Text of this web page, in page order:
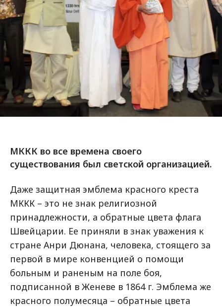
МККК во все времена своего
существования был светской организацией.
Даже защитная эмблема красного креста
МККК – это не знак религиозной
принадлежности, а обратные цвета флага
Швейцарии. Ее приняли в знак уважения к
стране Анри Дюнана, человека, стоящего за
первой в мире конвенцией о помощи
больным и раненым на поле боя,
подписанной в Женеве в 1864 г. Эмблема же
красного полумесяца – обратные цвета